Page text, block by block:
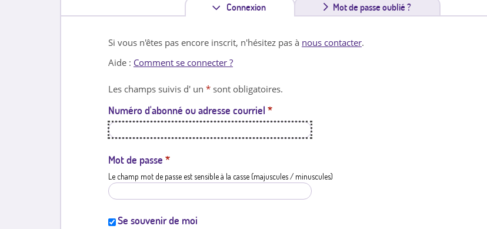
Connexion
n
l
e
Mot de passe oublié ?
Si vous n'êtes pas encore inscrit, n'hésitez pas à nous contacter.
Aide : Comment se connecter ?
Les champs suivis d' un * sont obligatoires.
Numéro d'abonné ou adresse courriel *
Mot de passe *
Le champ mot de passe est sensible à la casse (majuscules / minuscules)
Se souvenir de moi